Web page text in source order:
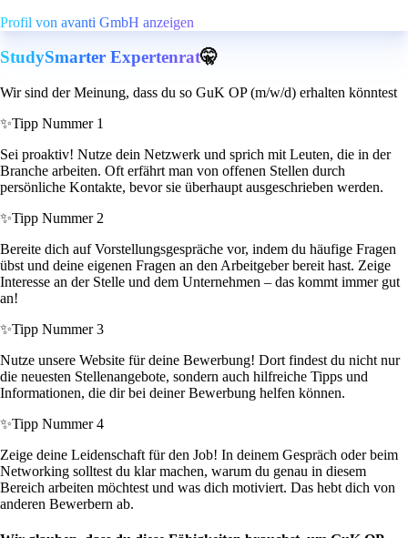
Profil von avanti GmbH anzeigen
StudySmarter Expertenrat🤫
Wir sind der Meinung, dass du so GuK OP (m/w/d) erhalten könntest
✨Tipp Nummer 1
Sei proaktiv! Nutze dein Netzwerk und sprich mit Leuten, die in der
Branche arbeiten. Oft erfährt man von offenen Stellen durch
persönliche Kontakte, bevor sie überhaupt ausgeschrieben werden.
✨Tipp Nummer 2
Bereite dich auf Vorstellungsgespräche vor, indem du häufige Fragen
übst und deine eigenen Fragen an den Arbeitgeber bereit hast. Zeige
Interesse an der Stelle und dem Unternehmen – das kommt immer gut
an!
✨Tipp Nummer 3
Nutze unsere Website für deine Bewerbung! Dort findest du nicht nur
die neuesten Stellenangebote, sondern auch hilfreiche Tipps und
Informationen, die dir bei deiner Bewerbung helfen können.
✨Tipp Nummer 4
Zeige deine Leidenschaft für den Job! In deinem Gespräch oder beim
Networking solltest du klar machen, warum du genau in diesem
Bereich arbeiten möchtest und was dich motiviert. Das hebt dich von
anderen Bewerbern ab.